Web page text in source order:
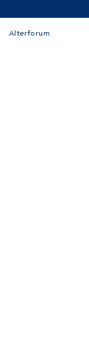
Alterforum